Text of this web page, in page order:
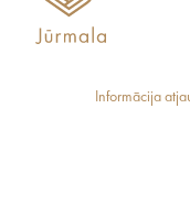
Informācija